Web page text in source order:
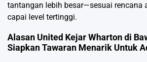
tantangan lebih besar—sesuai rencana
capai level tertinggi.
Alasan United Kejar Wharton di
Siapkan Tawaran Menarik Untuk